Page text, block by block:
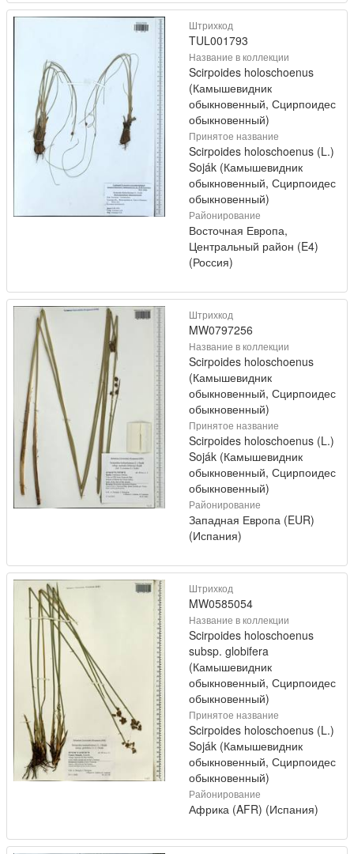
Штрихкод
TUL001793
Название в коллекции
Scirpoides holoschoenus
(Камышевидник
обыкновенный, Сцирпоидес
обыкновенный)
Принятое название
Scirpoides holoschoenus (L.)
Soják (Камышевидник
обыкновенный, Сцирпоидес
обыкновенный)
Районирование
Восточная Европа,
Центральный район (E4)
(Россия)
Штрихкод
MW0797256
Название в коллекции
Scirpoides holoschoenus
(Камышевидник
обыкновенный, Сцирпоидес
обыкновенный)
Принятое название
Scirpoides holoschoenus (L.)
Soják (Камышевидник
обыкновенный, Сцирпоидес
обыкновенный)
Районирование
Западная Европа (EUR)
(Испания)
Штрихкод
MW0585054
Название в коллекции
Scirpoides holoschoenus
subsp. globifera
(Камышевидник
обыкновенный, Сцирпоидес
обыкновенный)
Принятое название
Scirpoides holoschoenus (L.)
Soják (Камышевидник
обыкновенный, Сцирпоидес
обыкновенный)
Районирование
Африка (AFR) (Испания)